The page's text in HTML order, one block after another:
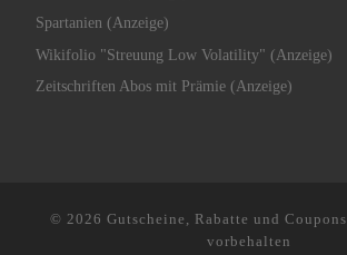
Spartanien (Anzeige)
Wikifolio "Streuung Low Volatility" (Anzeige)
Zeitschriften Abos mit Prämie (Anzeige)
© 2026 Gutscheine, Rabatte und Coupons
vorbehalten